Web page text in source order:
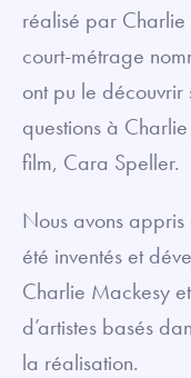
réalisé par Charlie
court-métrage
ont pu le
questions à
film, Cara Speller.
Nous avons
été inventés et
Charlie Mackesy
d’artistes basés
la réalisation.